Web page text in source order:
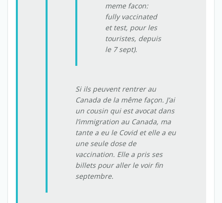
meme facon:
fully vaccinated
et test, pour les
touristes, depuis
le 7 sept).
Si ils peuvent rentrer au
Canada de la même façon. J’ai
un cousin qui est avocat dans
l’immigration au Canada, ma
tante a eu le Covid et elle a eu
une seule dose de
vaccination. Elle a pris ses
billets pour aller le voir fin
septembre.